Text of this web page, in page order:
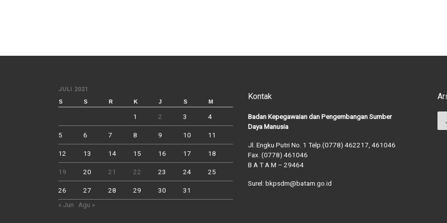
JULI 2021
S S R K J S M
1 2 3 4
5 6 7 8 9 10 11
12 13 14 15 16 17 18
19 20 21 22 23 24 25
26 27 28 29 30
31
« Jun
Agu »
Kontak
Badan Kepegawaian dan Pengembangan Sumber
Daya Manusia
Jl. Engku Putri No. 1 Telp.(0778) 462217, 461046
Fax. (0778) 461046
B A T A M – 29464
Surel: bkpsdm@batam.go.id